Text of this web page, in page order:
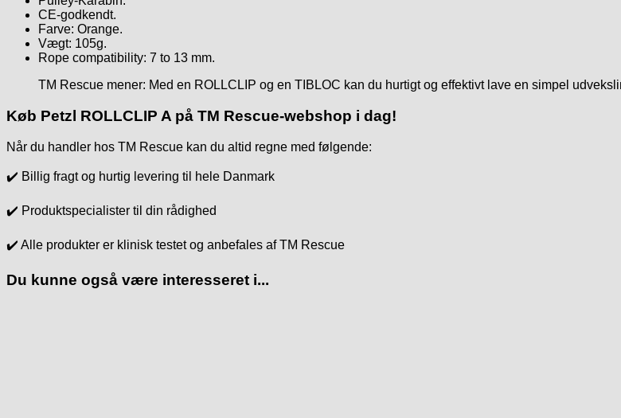
CE-godkendt.
Farve: Orange.
Vægt: 105g.
Rope compatibility: 7 to 13 mm.
TM Rescue mener: Med en ROLLCLIP og en TIBLOC kan du hurtigt og effektivt lave en simpel
Køb Petzl ROLLCLIP A på TM Rescue-webshop i dag!
Når du handler hos TM Rescue kan du altid regne med følgende:
✔️ Billig fragt og hurtig levering til hele Danmark
✔️ Produktspecialister til din rådighed
✔️ Alle produkter er klinisk testet og anbefales af TM Rescue
Du kunne også være interesseret i...